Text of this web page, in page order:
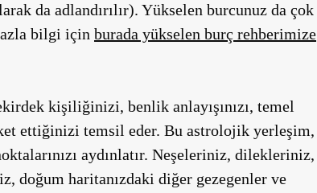
da adlandırılır). Yükselen burcunuz da çok
bilgi için burada yükselen burç rehberimize
kişiliğinizi, benlik anlayışınızı, temel
ettiğinizi temsil eder. Bu astrolojik yerleşim,
aydınlatır. Neşeleriniz, dilekleriniz,
doğum haritanızdaki diğer gezegenler ve